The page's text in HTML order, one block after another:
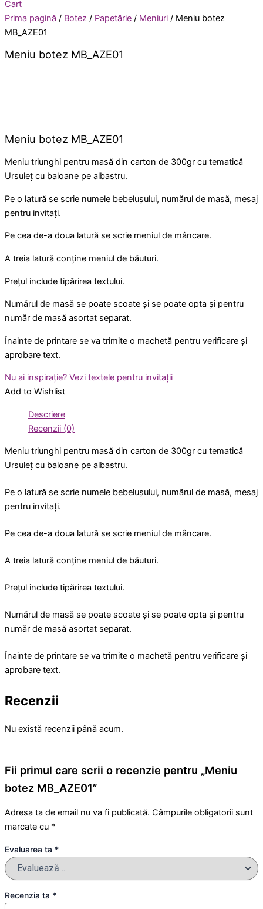
Cart
Prima pagină / Botez / Papetărie / Meniuri / Meniu botez
MB_AZE01
Meniu botez MB_AZE01
Meniu botez MB_AZE01
Meniu triunghi pentru masă din carton de 300gr cu tematică
Ursuleț cu baloane pe albastru.
Pe o latură se scrie numele bebelușului, numărul de masă, mesaj
pentru invitați.
Pe cea de-a doua latură se scrie meniul de mâncare.
A treia latură conține meniul de băuturi.
Prețul include tipărirea textului.
Numărul de masă se poate scoate și se poate opta și pentru
număr de masă asortat separat.
Înainte de printare se va trimite o machetă pentru verificare și
aprobare text.
Nu ai inspirație? Vezi textele pentru invitații
Add to Wishlist
Descriere
Recenzii (0)
Meniu triunghi pentru masă din carton de 300gr cu tematică
Ursuleț cu baloane pe albastru.
Pe o latură se scrie numele bebelușului, numărul de masă, mesaj
pentru invitați.
Pe cea de-a doua latură se scrie meniul de mâncare.
A treia latură conține meniul de băuturi.
Prețul include tipărirea textului.
Numărul de masă se poate scoate și se poate opta și pentru
număr de masă asortat separat.
Înainte de printare se va trimite o machetă pentru verificare și
aprobare text.
Recenzii
Nu există recenzii până acum.
Fii primul care scrii o recenzie pentru „Meniu
botez MB_AZE01”
Adresa ta de email nu va fi publicată. Câmpurile obligatorii sunt
marcate cu *
Evaluarea ta *
Recenzia ta *